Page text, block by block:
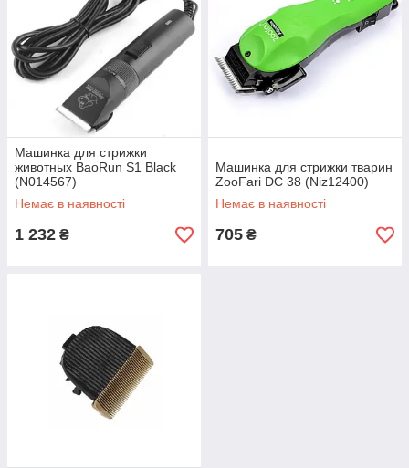
Машинка для стрижки
животных BaoRun S1 Black
(N014567)
Немає в наявності
1 232 ₴
Машинка для стрижки тварин
ZooFari DC 38 (Niz12400)
Немає в наявності
705 ₴